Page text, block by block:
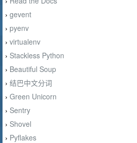
› gevent
› pyenv
› virtualenv
› Stackless Python
› Beautiful Soup
› 结巴中文分词
› Green Unicorn
› Sentry
› Shovel
› Pyflakes